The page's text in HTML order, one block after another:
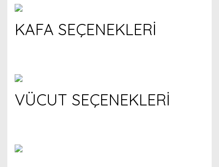
KAFA SEÇENEKLERİ
VÜCUT SEÇENEKLERİ